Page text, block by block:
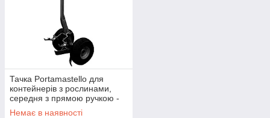
Тачка Portamastello для
контейнерів з рослинами,
середня з прямою ручкою -
Італія
Немає в наявності